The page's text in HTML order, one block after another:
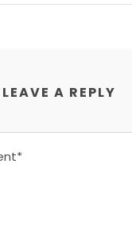
LEAVE A REPLY